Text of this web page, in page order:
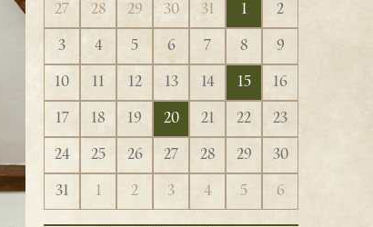
27 28 29 30 31 1
2
3
4 5 6 7 8
9
10
11 12 13 14 15
16
17
18 19 20 21 22
23
24
25 26 27 28 29
30
31
1 2 3 4 5 6